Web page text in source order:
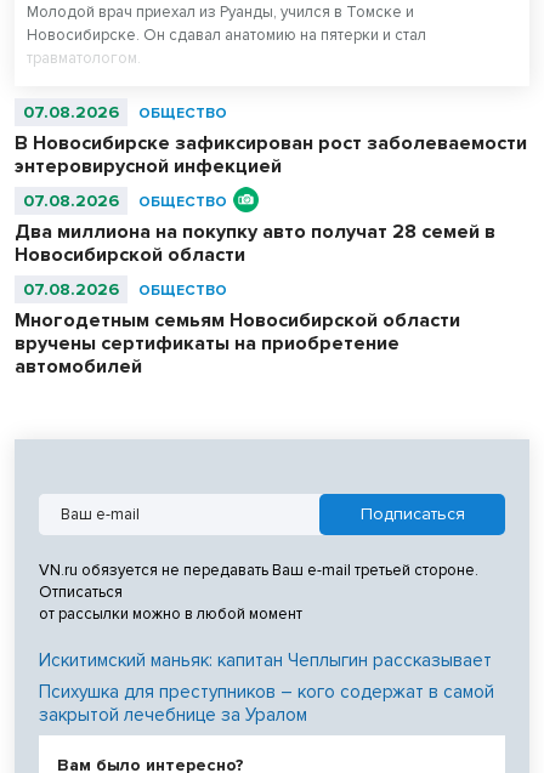
Молодой врач приехал из Руанды, учился в Томске и
Новосибирске. Он сдавал анатомию на пятерки и стал
травматологом.
07.08.2026 ОБЩЕСТВО
В Новосибирске зафиксирован рост заболеваемости
энтеровирусной инфекцией
07.08.2026 ОБЩЕСТВО
Два миллиона на покупку авто получат 28 семей в
Новосибирской области
07.08.2026 ОБЩЕСТВО
Многодетным семьям Новосибирской области
вручены сертификаты на приобретение
автомобилей
VN.ru обязуется не передавать Ваш e-mail третьей стороне.
Отписаться
от рассылки можно в любой момент
Искитимский маньяк: капитан Чеплыгин рассказывает
Психушка для преступников – кого содержат в самой
закрытой лечебнице за Уралом
Вам было интересно?